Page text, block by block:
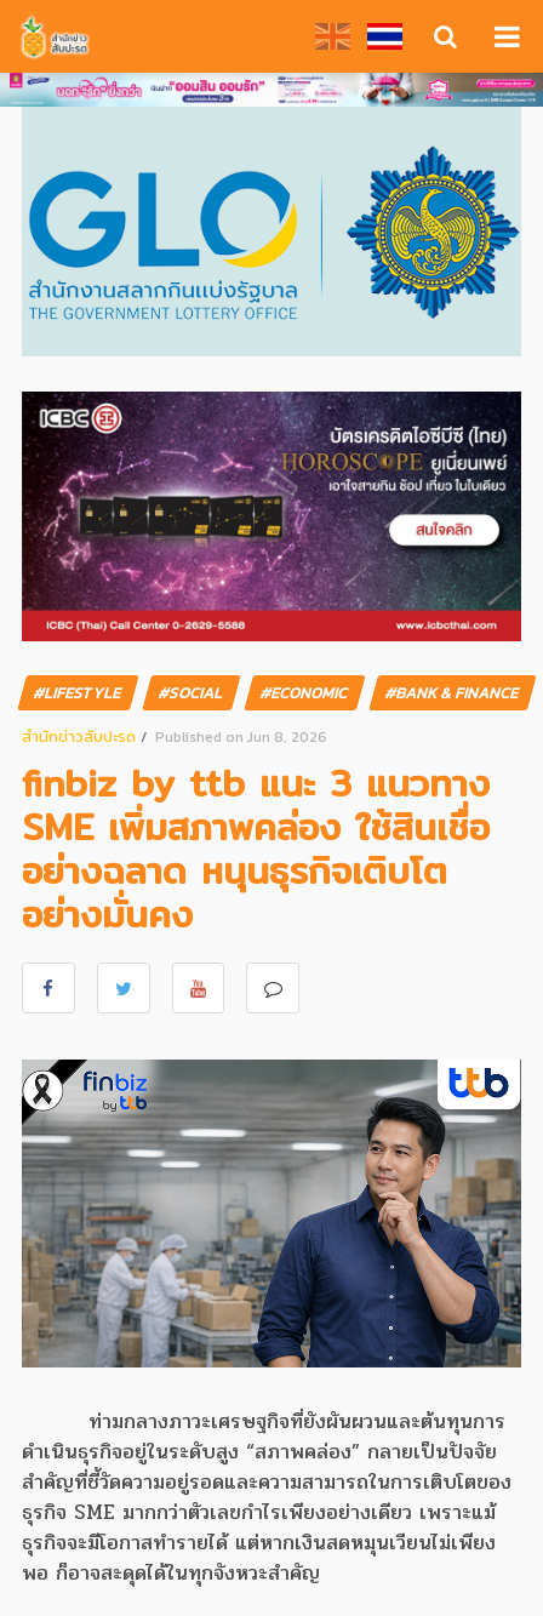
#LIFESTYLE #SOCIAL #ECONOMIC
#BANK & FINANCE
สํานักข่าวสับปะรด
Published on Jun 8, 2026
finbiz by ttb แนะ 3 แนวทาง
SME เพิ่มสภาพคล่อง ใช้สินเชื่อ
อย่างฉลาด หนุนธุรกิจเติบโต
อย่างมั่นคง
ท่ามกลางภาวะเศรษฐกิจที่ยังผันผวนและต้นทุนการ
ดำเนินธุรกิจอยู่ในระดับสูง “สภาพคล่อง” กลายเป็นปัจจัย
สำคัญที่ชี้วัดความอยู่รอดและความสามารถในการเติบโตของ
ธุรกิจ SME มากกว่าตัวเลขกำไรเพียงอย่างเดียว เพราะแม้
ธุรกิจจะมีโอกาสทำรายได้ แต่หากเงินสดหมุนเวียนไม่เพียง
พอ ก็อาจสะดุดได้ในทุกจังหวะสำคัญ